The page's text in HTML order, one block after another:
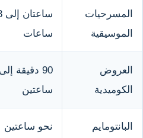
المسرحيات
الموسيقية
ساعات
العروض
الكوميدية
90 دقيقة إلى
ساعتين
البانتومايم
نحو ساعتين